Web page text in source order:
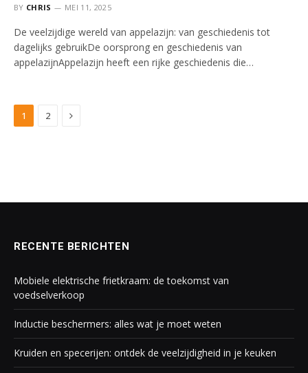
BY CHRIS MEI 11, 2025
De veelzijdige wereld van appelazijn: van geschiedenis tot
dagelijks gebruikDe oorsprong en geschiedenis van
appelazijnAppelazijn heeft een rijke geschiedenis die…
1 2 Next
RECENTE BERICHTEN
Mobiele elektrische frietkraam: de toekomst van
voedselverkoop
Inductie beschermers: alles wat je moet weten
Kruiden en specerijen: ontdek de veelzijdigheid in je keuken